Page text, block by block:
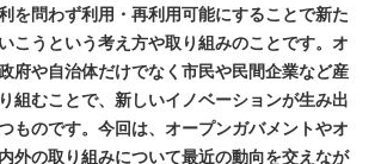
を問わず利用・再利用可能にすることで新た
こうという考え方や取り組みのことです。オ
府や自治体だけでなく市民や民間企業など産
組むことで、新しいイノベーションが生み出
ものです。今回は、オープンガバメントやオ
外の取り組みについて最近の動向を交えなが